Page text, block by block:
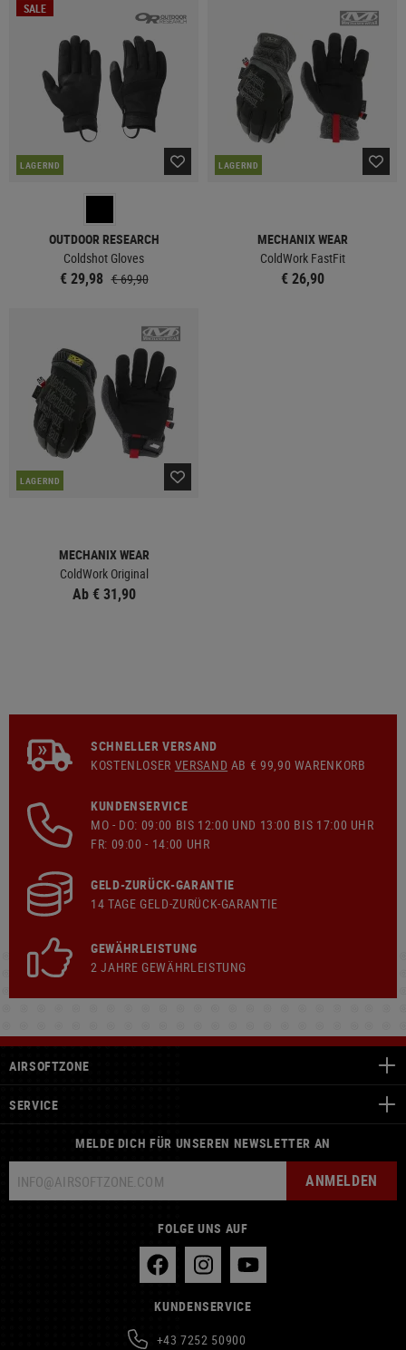
SALE
LAGERND
OUTDOOR RESEARCH
Coldshot Gloves
€ 29,98 € 69,90
LAGERND
MECHANIX WEAR
ColdWork FastFit
€ 26,90
LAGERND
MECHANIX WEAR
ColdWork Original
Ab € 31,90
SCHNELLER VERSAND
KOSTENLOSER VERSAND AB € 99,90 WARENKORB
KUNDENSERVICE
MO - DO: 09:00 BIS 12:00 UND 13:00 BIS 17:00 UHR
FR: 09:00 - 14:00 UHR
GELD-ZURÜCK-GARANTIE
14 TAGE GELD-ZURÜCK-GARANTIE
GEWÄHRLEISTUNG
2 JAHRE GEWÄHRLEISTUNG
AIRSOFTZONE
SERVICE
MELDE DICH FÜR UNSEREN NEWSLETTER AN
ANMELDEN
FOLGE UNS AUF
KUNDENSERVICE
+43 7252 50900